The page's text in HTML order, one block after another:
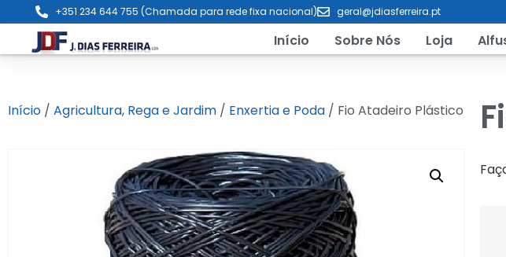
+351 234 644 755 (Chamada para rede fixa nacional) geral@jdiasferreira.pt
Início Sobre Nós Loja
Início / Agricultura, Rega e Jardim / Enxertia e Poda / Fio Atadeiro Plástico